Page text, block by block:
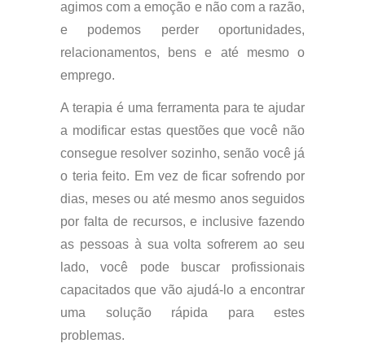
agimos com a emoção e não com a razão,
e podemos perder oportunidades,
relacionamentos, bens e até mesmo o
emprego.
A terapia é uma ferramenta para te ajudar
a modificar estas questões que você não
consegue resolver sozinho, senão você já
o teria feito. Em vez de ficar sofrendo por
dias, meses ou até mesmo anos seguidos
por falta de recursos, e inclusive fazendo
as pessoas à sua volta sofrerem ao seu
lado, você pode buscar profissionais
capacitados que vão ajudá-lo a encontrar
uma solução rápida para estes
problemas.